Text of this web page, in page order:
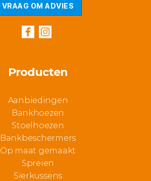
VRAAG OM ADVIES
Producten
Aanbiedingen
Bankhoezen
Stoelhoezen
Bankbeschermers
Op maat gemaakt
Spreien
Sierkussens